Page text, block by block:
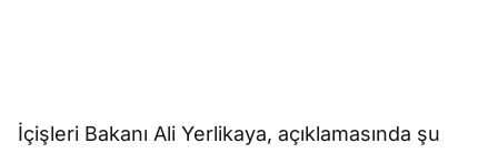
İçişleri Bakanı Ali Yerlikaya, açıklamasında şu